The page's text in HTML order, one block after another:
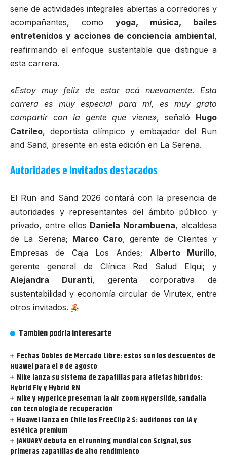
serie de actividades integrales abiertas a corredores y
acompañantes, como yoga, música, bailes
entretenidos y acciones de conciencia ambiental,
reafirmando el enfoque sustentable que distingue a
esta carrera.
«Estoy muy feliz de estar acá nuevamente. Esta
carrera es muy especial para mí, es muy grato
compartir con la gente que viene», señaló Hugo
Catrileo, deportista olímpico y embajador del Run
and Sand, presente en esta edición en La Serena.
Autoridades e invitados destacados
El Run and Sand 2026 contará con la presencia de
autoridades y representantes del ámbito público y
privado, entre ellos Daniela Norambuena, alcaldesa
de La Serena; Marco Caro, gerente de Clientes y
Empresas de Caja Los Andes; Alberto Murillo,
gerente general de Clínica Red Salud Elqui; y
Alejandra Duranti, gerenta corporativa de
sustentabilidad y economía circular de Virutex, entre
otros invitados.
También podría interesarte
Fechas Dobles de Mercado Libre: estos son los descuentos de
Huawei para el 8 de agosto
Nike lanza su sistema de zapatillas para atletas híbridos:
Hybrid Fly y Hybrid RN
Nike y Hyperice presentan la Air Zoom Hyperslide, sandalia
con tecnología de recuperación
Huawei lanza en Chile los FreeClip 2 S: audífonos con IA y
estética premium
JANUARY debuta en el running mundial con Scignal, sus
primeras zapatillas de alto rendimiento